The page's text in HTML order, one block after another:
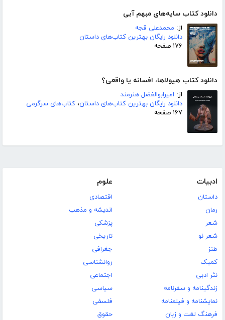
دانلود کتاب سایه‌های مبهم آبی
از: محمدعلی قجه
دانلود رایگان بهترین کتاب‌های داستان
۱۷۶ صفحه
دانلود کتاب هیولاها، افسانه یا واقعی؟
از: امیرابوالفضل هنرمند
دانلود رایگان بهترین کتاب‌های داستان، کتاب‌های سرگرمی
۱۶۷ صفحه
ادبیات
داستان
رمان
شعر
شعر نو
طنز
کمیک
نثر ادبی
زندگینامه و سفرنامه
نمایشنامه و فیلمنامه
فرهنگ لغت و زبان
علوم
اقتصادی
اندیشه و مذهب
پزشکی
تاریخی
جغرافی
روانشناسی
اجتماعی
سیاسی
فلسفی
حقوق